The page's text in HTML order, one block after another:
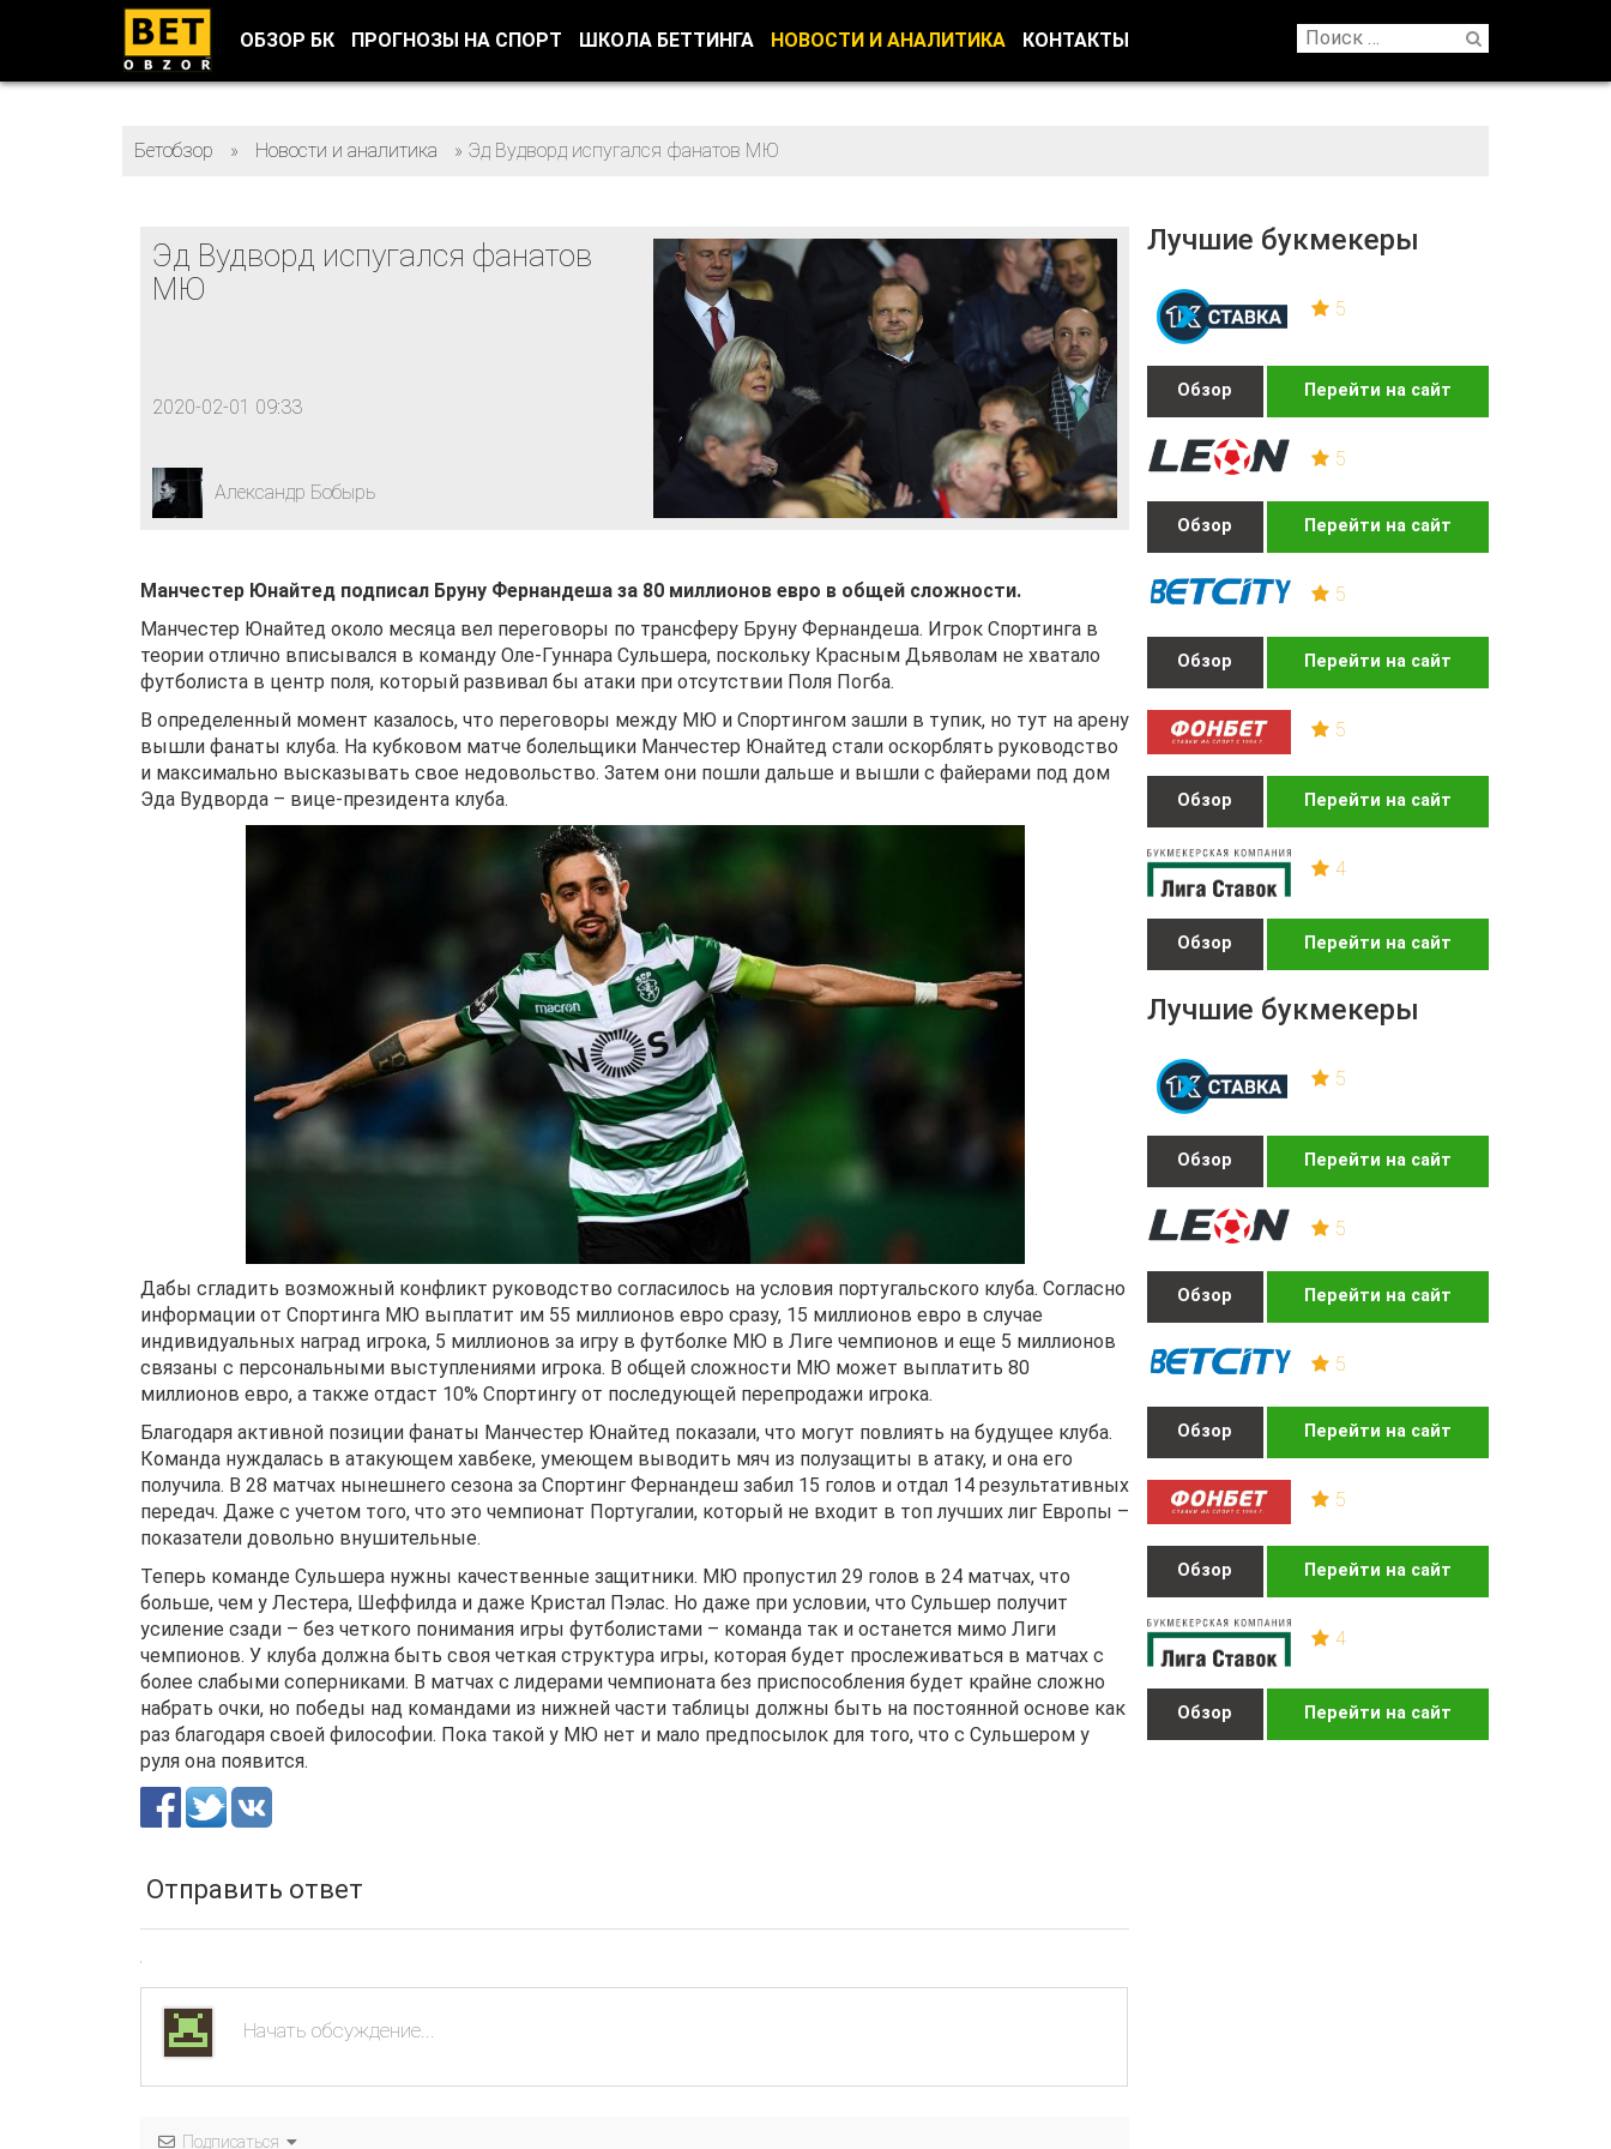
ОБЗОР БК ПРОГНОЗЫ НА СПОРТ ШКОЛА БЕТТИНГА НОВОСТИ И АНАЛИТИКА КОНТАКТЫ
Бетобзор » Новости и аналитика » Эд Вудворд испугался фанатов МЮ
Лучшие букмекеры
5
Обзор Перейти на сайт
5
Обзор Перейти на сайт
5
Обзор Перейти на сайт
5
Обзор Перейти на сайт
4
Обзор Перейти на сайт
Лучшие букмекеры
5
Обзор Перейти на сайт
5
Обзор Перейти на сайт
5
Обзор Перейти на сайт
5
Обзор Перейти на сайт
4
Обзор Перейти на сайт
Эд Вудворд испугался фанатов
МЮ
2020-02-01 09:33
Александр Бобырь
Манчестер Юнайтед подписал Бруну Фернандеша за 80 миллионов евро в общей сложности.
Манчестер Юнайтед около месяца вел переговоры по трансферу Бруну Фернандеша. Игрок Спортинга в
теории отлично вписывался в команду Оле-Гуннара Сульшера, поскольку Красным Дьяволам не хватало
футболиста в центр поля, который развивал бы атаки при отсутствии Поля Погба.
В определенный момент казалось, что переговоры между МЮ и Спортингом зашли в тупик, но тут на арену
вышли фанаты клуба. На кубковом матче болельщики Манчестер Юнайтед стали оскорблять руководство
и максимально высказывать свое недовольство. Затем они пошли дальше и вышли с файерами под дом
Эда Вудворда – вице-президента клуба.
Дабы сгладить возможный конфликт руководство согласилось на условия португальского клуба. Согласно
информации от Спортинга МЮ выплатит им 55 миллионов евро сразу, 15 миллионов евро в случае
индивидуальных наград игрока, 5 миллионов за игру в футболке МЮ в Лиге чемпионов и еще 5 миллионов
связаны с персональными выступлениями игрока. В общей сложности МЮ может выплатить 80
миллионов евро, а также отдаст 10% Спортингу от последующей перепродажи игрока.
Благодаря активной позиции фанаты Манчестер Юнайтед показали, что могут повлиять на будущее клуба.
Команда нуждалась в атакующем хавбеке, умеющем выводить мяч из полузащиты в атаку, и она его
получила. В 28 матчах нынешнего сезона за Спортинг Фернандеш забил 15 голов и отдал 14 результативных
передач. Даже с учетом того, что это чемпионат Португалии, который не входит в топ лучших лиг Европы –
показатели довольно внушительные.
Теперь команде Сульшера нужны качественные защитники. МЮ пропустил 29 голов в 24 матчах, что
больше, чем у Лестера, Шеффилда и даже Кристал Пэлас. Но даже при условии, что Сульшер получит
усиление сзади – без четкого понимания игры футболистами – команда так и останется мимо Лиги
чемпионов. У клуба должна быть своя четкая структура игры, которая будет прослеживаться в матчах с
более слабыми соперниками. В матчах с лидерами чемпионата без приспособления будет крайне сложно
набрать очки, но победы над командами из нижней части таблицы должны быть на постоянной основе как
раз благодаря своей философии. Пока такой у МЮ нет и мало предпосылок для того, что с Сульшером у
руля она появится.
Отправить ответ
Подписаться